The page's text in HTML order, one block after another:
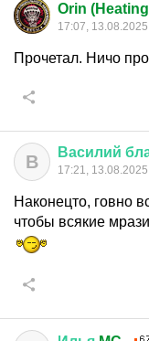
Orin
17:07, 13.08.2025
Прочетал. Ничо
В Василий
17:21, 13.08.2025
Наконецто, говно
чтобы всякие